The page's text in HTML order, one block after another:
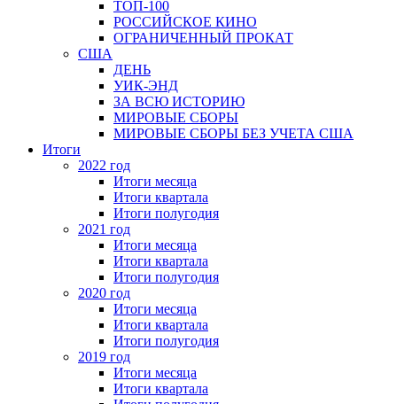
ТОП-100
РОССИЙСКОЕ КИНО
ОГРАНИЧЕННЫЙ ПРОКАТ
США
ДЕНЬ
УИК-ЭНД
ЗА ВСЮ ИСТОРИЮ
МИРОВЫЕ СБОРЫ
МИРОВЫЕ СБОРЫ БЕЗ УЧЕТА США
Итоги
2022 год
Итоги месяца
Итоги квартала
Итоги полугодия
2021 год
Итоги месяца
Итоги квартала
Итоги полугодия
2020 год
Итоги месяца
Итоги квартала
Итоги полугодия
2019 год
Итоги месяца
Итоги квартала